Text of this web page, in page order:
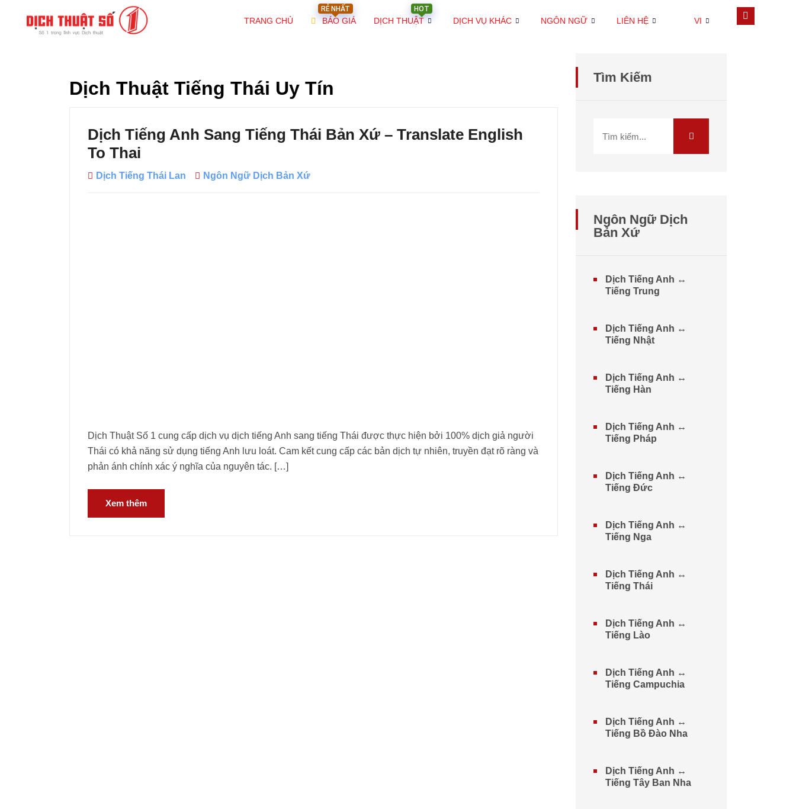
TRANG CHỦ
RẺ NHẤT
BÁO GIÁ
HOT
DỊCH THUẬT DỊCH VỤ KHÁC NGÔN NGỮ LIÊN HỆ VI
Dịch Thuật Tiếng Thái Uy Tín
Dịch Tiếng Anh Sang Tiếng Thái Bản Xứ – Translate English
To Thai
Dịch Tiếng Thái Lan Ngôn Ngữ Dịch Bản Xứ
Dịch Thuật Số 1 cung cấp dịch vụ dịch tiếng Anh sang tiếng Thái được thực hiện bởi 100% dịch giả người
Thái có khả năng sử dụng tiếng Anh lưu loát. Cam kết cung cấp các bản dịch tự nhiên, truyền đạt rõ ràng và
phản ánh chính xác ý nghĩa của nguyên tác. […]
Xem thêm
Tìm Kiếm
Ngôn Ngữ Dịch
Bản Xứ
Dịch Tiếng Anh ↔
Tiếng Trung
Dịch Tiếng Anh ↔
Tiếng Nhật
Dịch Tiếng Anh ↔
Tiếng Hàn
Dịch Tiếng Anh ↔
Tiếng Pháp
Dịch Tiếng Anh ↔
Tiếng Đức
Dịch Tiếng Anh ↔
Tiếng Nga
Dịch Tiếng Anh ↔
Tiếng Thái
Dịch Tiếng Anh ↔
Tiếng Lào
Dịch Tiếng Anh ↔
Tiếng Campuchia
Dịch Tiếng Anh ↔
Tiếng Bồ Đào Nha
Dịch Tiếng Anh ↔
Tiếng Tây Ban Nha